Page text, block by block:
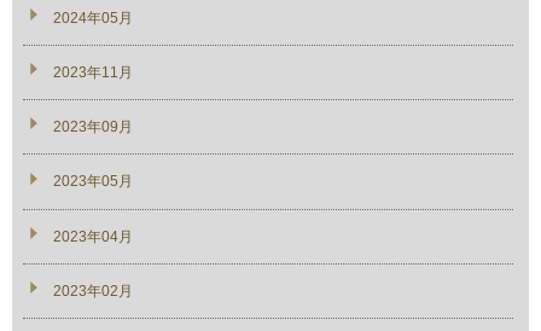
2024年05月
2023年11月
2023年09月
2023年05月
2023年04月
2023年02月